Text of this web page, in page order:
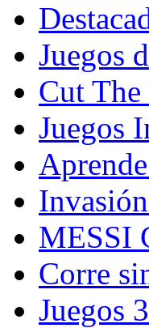
Juegos
Cut The
Juegos
MESSI
Corre
Juegos